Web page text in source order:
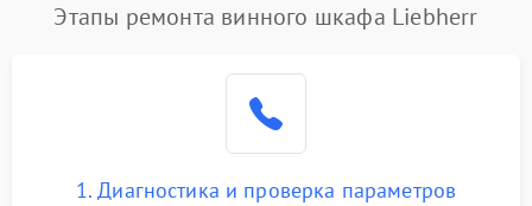
Этапы ремонта винного шкафа Liebherr
1. Диагностика и проверка параметров